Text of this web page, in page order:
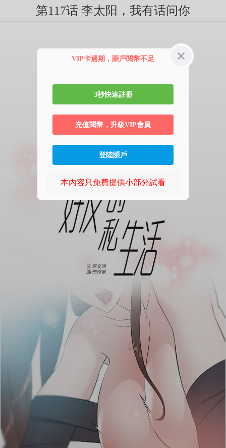
第117话 李太阳，我有话问你
VIP卡過期，賬戶閱幣不足
3秒快速註冊
充值閱幣，升級VIP會員
登陸賬戶
本內容只免費提供小部分試看